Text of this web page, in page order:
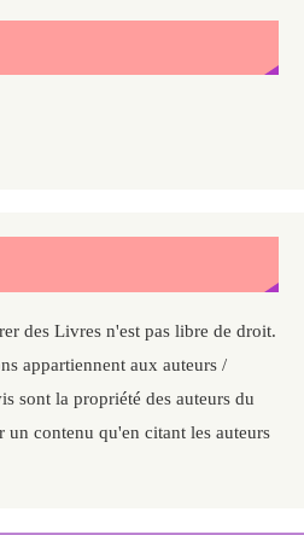
des Livres n'est pas libre de droit.
appartiennent aux auteurs /
sont la propriété des auteurs du
contenu qu'en citant les auteurs